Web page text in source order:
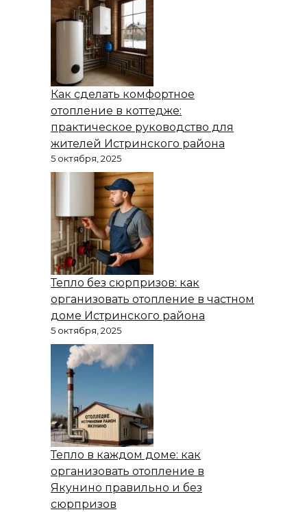
Как сделать комфортное
отопление в коттедже:
практическое руководство для
жителей Истринского района
5 октября, 2025
Тепло без сюрпризов: как
организовать отопление в частном
доме Истринского района
5 октября, 2025
Тепло в каждом доме: как
организовать отопление в
Якунино правильно и без
сюрпризов